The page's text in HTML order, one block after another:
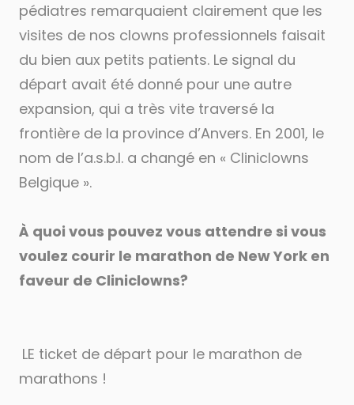
pédiatres remarquaient clairement que les
visites de nos clowns professionnels faisait
du bien aux petits patients. Le signal du
départ avait été donné pour une autre
expansion, qui a très vite traversé la
frontière de la province d’Anvers. En 2001, le
nom de l’a.s.b.l. a changé en « Cliniclowns
Belgique ».
À quoi vous pouvez vous attendre si vous
voulez courir le marathon de New York en
faveur de Cliniclowns?
LE ticket de départ pour le marathon de
marathons !